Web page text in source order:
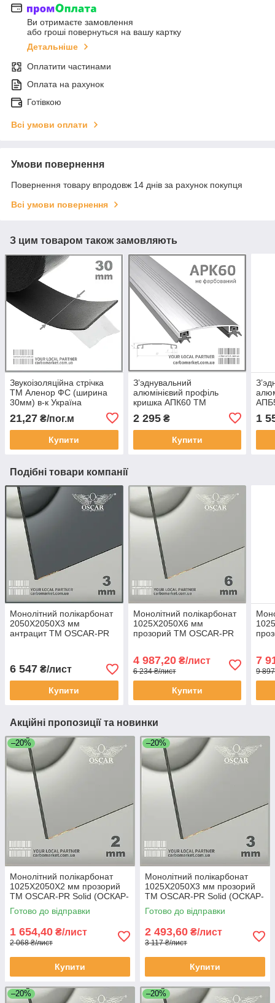
Ви отримаєте замовлення
або гроші повернуться на вашу картку
Детальніше
Оплатити частинами
Оплата на рахунок
Готівкою
Всі умови оплати
Умови повернення
Повернення товару впродовж 14 днів за рахунок покупця
Всі умови повернення
З цим товаром також замовляють
Звукоізоляційна стрічка
ТМ Аленор ФС (ширина
30мм) в-к Україна
21,27 ₴/пог.м
Купити
З’эднувальний
алюмінієвий профіль
кришка АПК60 ТМ
АЛЮПРО 60 мм / довжина
6,1 м не фарбований
(Україна)
2 295₴
Купити
1
Подібні товари компанії
Монолітний полікарбонат
2050Х2050Х3 мм
антрацит TM OSCAR-PR
6 547 ₴/лист
Купити
Монолітний полікарбонат
1025Х2050Х6 мм
прозорий TM OSCAR-PR
4 987,20₴/лист
6 234 ₴/лист
Купити
7
9
Акційні пропозиції та новинки
–20%
Монолітний полікарбонат
1025Х2050Х2 мм прозорий
TM OSCAR-PR Solid (ОСКАР-
Преміум) Сербія
Готово до відправки
1 654,40 ₴/лист
2 068 ₴/лист
Купити
–20%
Монолітний полікарбонат
1025Х2050Х3 мм прозорий
TM OSCAR-PR Solid (ОСКАР-
Преміум) Сербія
Готово до відправки
2 493,60 ₴/лист
3 117 ₴/лист
Купити
–20% –20%